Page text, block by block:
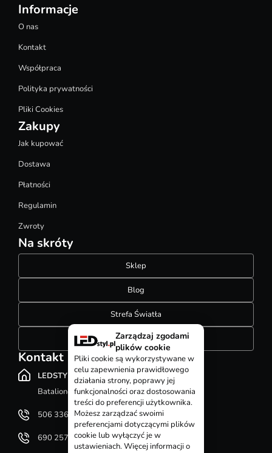
Informacje
O nas
Kontakt
Współpraca
Polityka prywatności
Pliki Cookies
Zakupy
Jak kupować
Dostawa
Płatności
Regulamin
Zwroty
Na skróty
Sklep
Blog
Strefa Światła
Konfigurator szynoprzewodów
Kontakt
LEDSTYL.pl
Batalionów Chłopskich 12, 94-058 Łódź
506 336 320
690 257 092
Zarządzaj zgodami
plików cookie
Pliki cookie są wykorzystywane w
celu zapewnienia prawidłowego
działania strony, poprawy jej
funkcjonalności oraz dostosowania
treści do preferencji użytkownika.
Możesz zarządzać swoimi
preferencjami dotyczącymi plików
cookie lub wyłączyć je w
ustawieniach. Więcej informacji o